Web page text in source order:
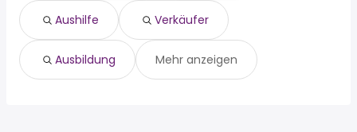
Aushilfe Verkäufer
Ausbildung Mehr anzeigen